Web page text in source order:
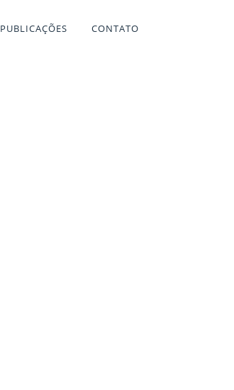
PUBLICAÇÕES CONTATO